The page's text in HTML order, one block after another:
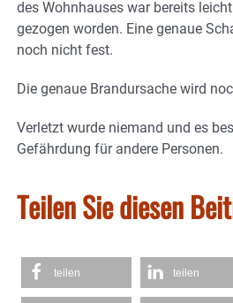
des Wohnhauses war bereits
gezogen worden. Eine genaue
noch nicht fest.
Die genaue Brandursache wird
Verletzt wurde niemand und es
Gefährdung für andere Personen.
Teilen Sie diesen
teilen teilen